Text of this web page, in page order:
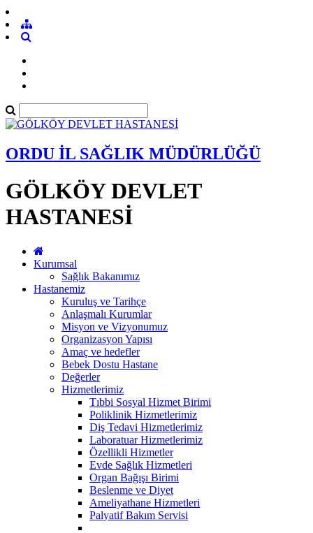
ORDU İL SAĞLIK MÜDÜRLÜĞÜ
GÖLKÖY DEVLET
HASTANESİ
Kurumsal
Sağlık Bakanımız
Hastanemiz
Kuruluş ve Tarihçe
Anlaşmalı Kurumlar
Misyon ve Vizyonumuz
Organizasyon Yapısı
Amaç ve hedefler
Bebek Dostu Hastane
Değerler
Hizmetlerimiz
Tıbbi Sosyal Hizmet Birimi
Poliklinik Hizmetlerimiz
Diş Tedavi Hizmetlerimiz
Laboratuar Hizmetlerimiz
Özellikli Hizmetler
Evde Sağlık Hizmetleri
Organ Bağışı Birimi
Beslenme ve Diyet
Ameliyathane Hizmetleri
Palyatif Bakım Servisi